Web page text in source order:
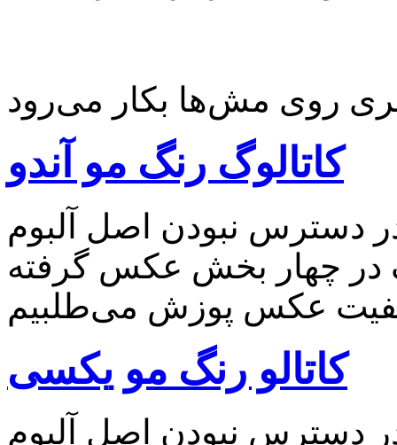
کاتالوگ رنگ مو آندو
در دسترس نبودن اصل آلبوم
در چهار بخش عکس گرفته
کاتالو رنگ مو یکسی
در دسترس نبودن اصل آلبوم